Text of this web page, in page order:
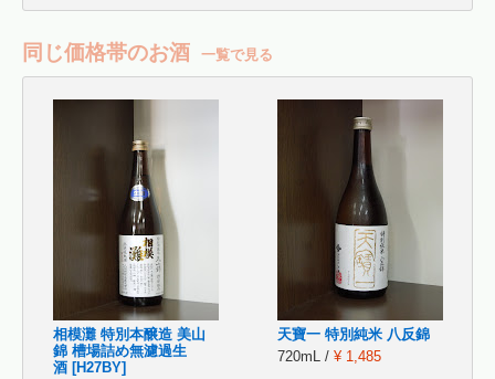
同じ価格帯のお酒 一覧で見る
相模灘 特別本醸造 美山
錦 槽場詰め無濾過生
酒 [H27BY]
天寶一 特別純米 八反錦
720mL / ¥ 1,485